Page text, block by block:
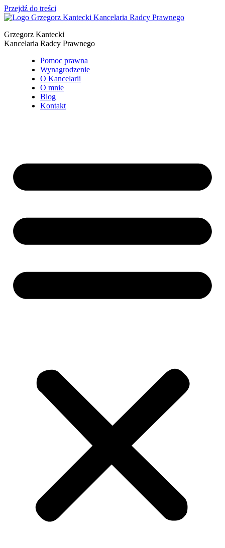
Przejdź do treści
Grzegorz Kantecki
Kancelaria Radcy Prawnego
Pomoc prawna
Wynagrodzenie
O Kancelarii
O mnie
Blog
Kontakt